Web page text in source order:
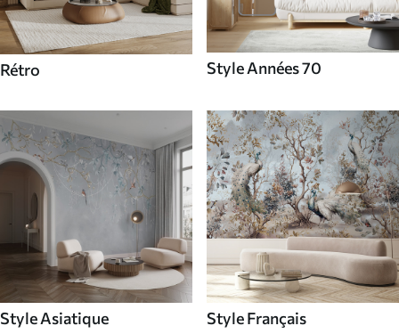
Rétro Style Années 70
Style Asiatique Style Français